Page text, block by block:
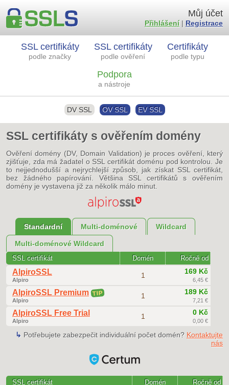
SSL certifikáty
podle značky
SSL certifikáty
podle ověření
Certifikáty
podle typu
Podpora
a nástroje
Můj účet
Přihlášení| Registrace
DV SSL OV SSL EV SSL
SSL certifikáty s ověřením domény
Ověření domény (DV, Domain Validation) je proces ověření, který
zjišťuje, zda má žadatel o SSL certifikát doménu pod kontrolou. Je
to nejjednodušší a nejrychlejší způsob, jak získat SSL certifikát,
bez žádného papírování. Většina SSL certifikátů s ověřením
domény je vystavena již za několik málo minut.
Standardní Multi-doménové Wildcard
Multi-doménové Wildcard
SSL certifikát Domén Ročně od
AlpiroSSL
Alpiro
1 169 Kč
6,45 €
AlpiroSSL Premium TIP
Alpiro
1 189 Kč
7,21 €
AlpiroSSL Free Trial
Alpiro
1 0 Kč
0,00 €
↳ Potřebujete zabezpečit individuální počet domén? Kontaktujte
nás
SSL certifikát Domén Ročně od